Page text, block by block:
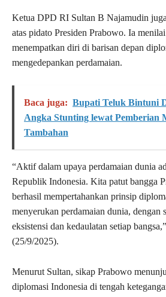
Ketua DPD RI Sultan B Najamudin
atas pidato Presiden Prabowo. Ia
menempatkan diri di barisan depan
mengedepankan perdamaian.
Baca juga: Bupati Teluk Bintuni
Angka Stunting lewat Pemberian
Tambahan
“Aktif dalam upaya perdamaian dunia
Republik Indonesia. Kita patut bangga
berhasil mempertahankan prinsip
menyerukan perdamaian dunia, dengan
eksistensi dan kedaulatan setiap
(25/9/2025).
Menurut Sultan, sikap Prabowo
diplomasi Indonesia di tengah